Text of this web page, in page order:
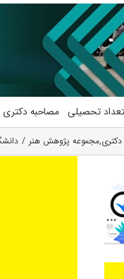
تحصیلی مصاحبه دکتری
,مجموعه پژوهش هنر